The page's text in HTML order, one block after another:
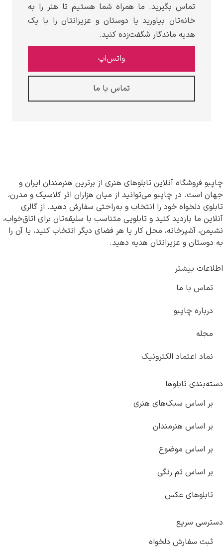
ما همراه شما هستیم تا هنر را به
بیاورید یا دوستان و عزیزانتان را با یک
شگفت‌زده کنید.
تابلوهای هنری از برترین هنرمندان ایران و
می‌توانید از میان هزاران اثر کلاسیک و مدرن،
را انتخاب و به‌راحتی سفارش دهید. از گالری
کنید و تابلویی متناسب با سلیقه‌تان برای اتاق‌خواب،
محل کار یا هر فضای دیگر انتخاب کنید، یا آن را
هدیه دهید.
هنری